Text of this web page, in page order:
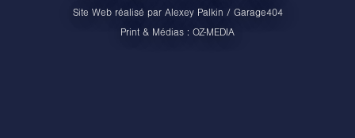
Site Web réalisé par Alexey Palkin / Garage404
Print & Médias : OZ-MEDIA